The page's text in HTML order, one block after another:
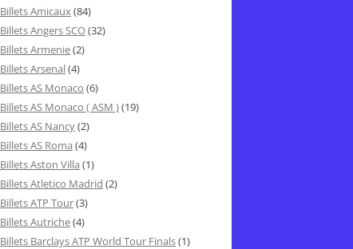
Billets Amicaux(84)
Billets Angers SCO(32)
Billets Armenie(2)
Billets Arsenal(4)
Billets AS Monaco (6)
Billets AS Monaco ( ASM )(19)
Billets AS Nancy(2)
Billets AS Roma (4)
Billets Aston Villa (1)
Billets Atletico Madrid (2)
Billets ATP Tour(3)
Billets Autriche(4)
Billets Barclays ATP World Tour Finals(1)